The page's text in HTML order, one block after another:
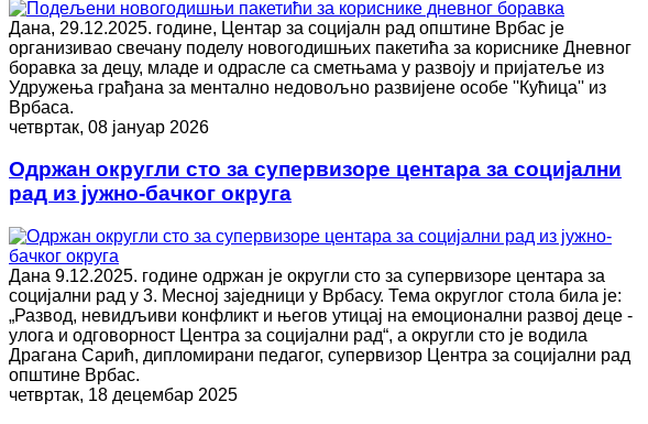
Дана, 29.12.2025. године, Центар за социјалн рад општине Врбас је
организивао свечану поделу новогодишњих пакетића за кориснике Дневног
боравка за децу, младе и одрасле са сметњама у развоју и пријатеље из
Удружења грађана за ментално недовољно развијене особе ''Кућица'' из
Врбаса.
четвртак, 08 јануар 2026
Одржан округли сто за супервизоре центара за социјални
рад из јужно-бачког округа
Дана 9.12.2025. године одржан је округли сто за супервизоре центара за
социјални рад у 3. Месној заједници у Врбасу. Тема округлог стола била је:
„Развод, невидљиви конфликт и његов утицај на емоционални развој деце -
улога и одговорност Центра за социјални рад“, а округли сто је водила
Драгана Сарић, дипломирани педагог, супервизор Центра за социјални рад
општине Врбас.
четвртак, 18 децембар 2025